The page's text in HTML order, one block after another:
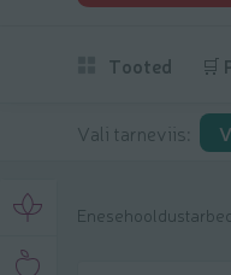
Tooted 🛒
Vali tarneviis: